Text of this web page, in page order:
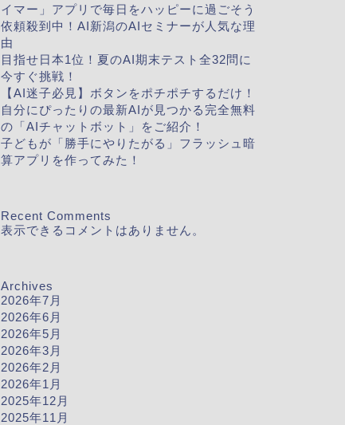
イマー」アプリで毎日をハッピーに過ごそう
依頼殺到中！AI新潟のAIセミナーが人気な理
由
目指せ日本1位！夏のAI期末テスト全32問に
今すぐ挑戦！
【AI迷子必見】ボタンをポチポチするだけ！
自分にぴったりの最新AIが見つかる完全無料
の「AIチャットボット」をご紹介！
子どもが「勝手にやりたがる」フラッシュ暗
算アプリを作ってみた！
Recent Comments
表示できるコメントはありません。
Archives
2026年7月
2026年6月
2026年5月
2026年3月
2026年2月
2026年1月
2025年12月
2025年11月